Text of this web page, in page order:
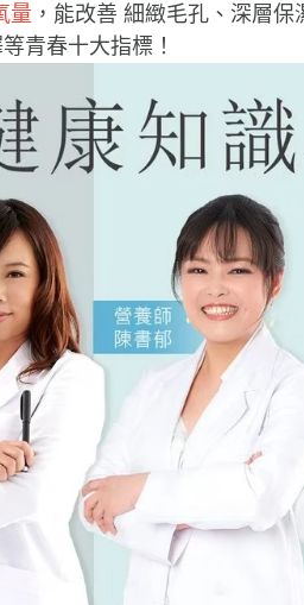
量 ，能改善 細緻毛孔、深層
青春十大指標！